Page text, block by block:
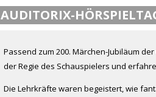
AUDITORIX-
Passend zum 200. Märchen-Jubiläum
der Regie des Schauspielers und
Die Lehrkräfte waren begeistert, wie